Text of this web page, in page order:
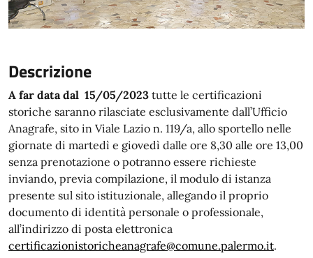
Descrizione
A far data dal 15/05/2023 tutte le certificazioni
storiche saranno rilasciate esclusivamente dall’Ufficio
Anagrafe, sito in Viale Lazio n. 119/a, allo sportello nelle
giornate di martedì e giovedì dalle ore 8,30 alle ore 13,00
senza prenotazione o potranno essere richieste
inviando, previa compilazione, il modulo di istanza
presente sul sito istituzionale, allegando il proprio
documento di identità personale o professionale,
all’indirizzo di posta elettronica
certificazionistoricheanagrafe@comune.palermo.it.